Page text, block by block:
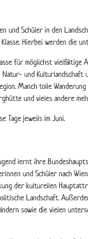
und Schüler in den
Hierbei werden die
für möglichst vielfältige
und Kulturlandschaft
Manch tolle
und vieles andere
Tage jeweils im Juni.
lernt ihre
und Schüler nach
der kulturellen
Landschaft.
sowie die vielen